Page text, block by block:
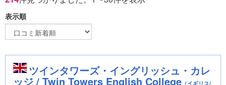
表示順
ツインタワーズ・イングリッシュ・カレ
ッジ / Twin Towers English College （イギリス/